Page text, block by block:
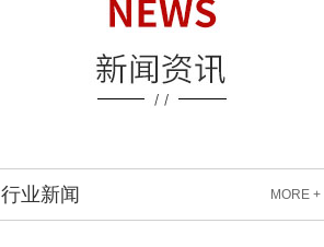
行业新闻 MORE +